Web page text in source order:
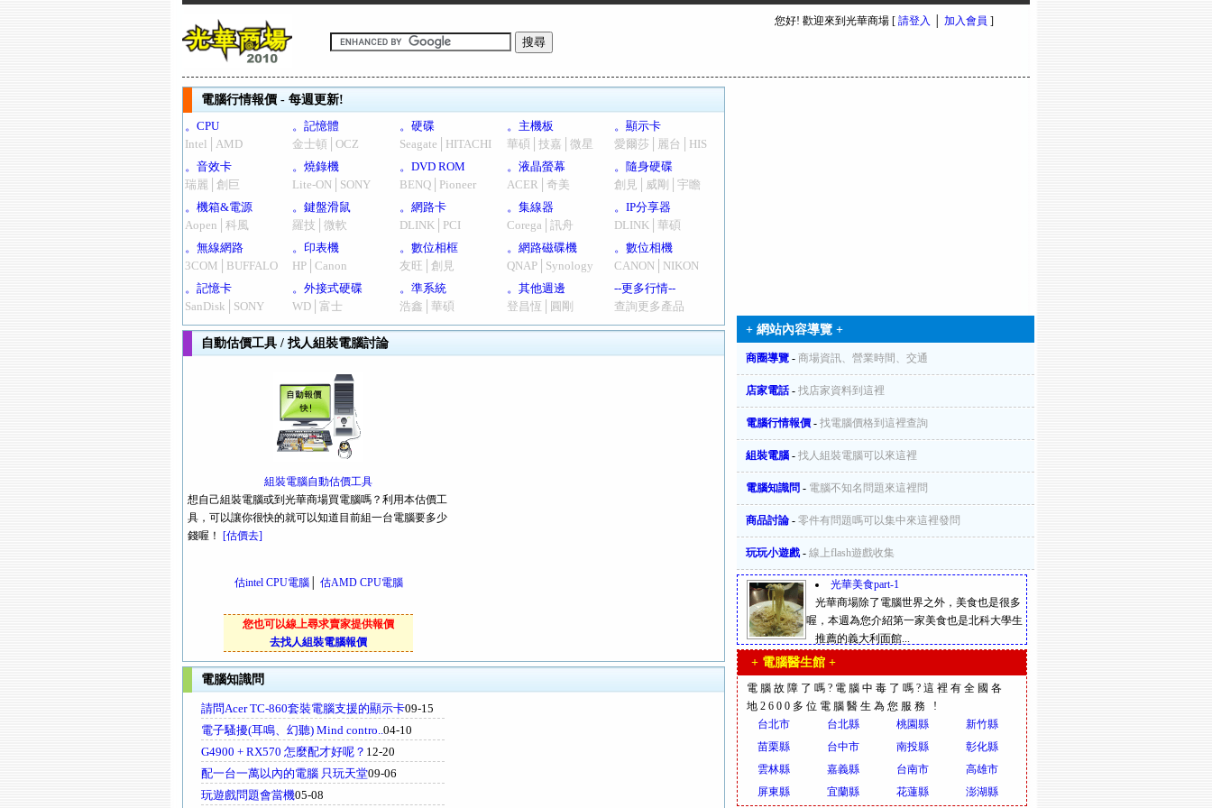
您好! 歡迎來到光華商場 [ 請登入 加入會員 ]
電腦行情報價 - 每週更新!
。CPU
Intel│AMD
。記憶體
金士頓│OCZ
。硬碟
Seagate│HITACHI
。主機板
華碩│技嘉│微星
。顯示卡
愛爾莎│麗台│HIS
。音效卡
瑞麗│創巨
。燒錄機
Lite-ON│SONY
。DVD ROM
BENQ│Pioneer
。液晶螢幕
ACER│奇美
。隨身硬碟
創見│威剛│宇瞻
。機箱&電源
Aopen│科風
。鍵盤滑鼠
羅技│微軟
。網路卡
DLINK│PCI
。集線器
Corega│訊舟
。IP分享器
DLINK│華碩
。無線網路
3COM│BUFFALO
。印表機
HP│Canon
。數位相框
友旺│創見
。網路磁碟機
QNAP│Synology
。數位相機
CANON│NIKON
。記憶卡
SanDisk│SONY
。外接式硬碟
WD│富士
。準系統
浩鑫│華碩
。其他週邊
登昌恆│圓剛
--更多行情--
查詢更多產品
自動估價工具 / 找人組裝電腦討論
組裝電腦自動估價工具
想自己組裝電腦或到光華商場買電腦嗎？利用本估價工
具，可以讓你很快的就可以知道目前組一台電腦要多少
錢喔！ [估價去]
估intel CPU電腦│ 估AMD CPU電腦
您也可以線上尋求賣家提供報價
去找人組裝電腦報價
電腦知識問
請問Acer TC-860套裝電腦支援的顯示卡09-15
電子騷擾(耳鳴、幻聽) Mind contro..04-10
G4900 + RX570 怎麼配才好呢？ 12-20
配一台一萬以內的電腦 只玩天堂09-06
玩遊戲問題會當機05-08
+ 網站內容導覽 +
商圈導覽 - 商場資訊、營業時間、交通
店家電話- 找店家資料到這裡
電腦行情報價 - 找電腦價格到這裡查詢
組裝電腦 - 找人組裝電腦可以來這裡
電腦知識問 - 電腦不知名問題來這裡問
商品討論 - 零件有問題嗎可以集中來這裡發問
玩玩小遊戲 - 線上flash遊戲收集
光華美食part-1
光華商場除了電腦世界之外，美食也是很多
喔，本週為您介紹第一家美食也是北科大學生
推薦的義大利面館...
+ 電腦醫生館 +
電腦故障了嗎?電腦中毒了嗎?這裡有全國各
地2600多位電腦醫生為您服務 !
台北市
台北縣 桃園縣
新竹縣
苗栗縣
台中市 南投縣
彰化縣
雲林縣
嘉義縣 台南市
高雄市
屏東縣
宜蘭縣 花蓮縣 澎湖縣